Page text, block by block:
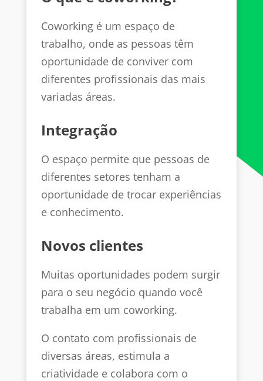
Coworking é um espaço de
trabalho, onde as pessoas têm
oportunidade de conviver com
diferentes profissionais das mais
variadas áreas.
Integração
O espaço permite que pessoas de
diferentes setores tenham a
oportunidade de trocar experiências
e conhecimento.
Novos clientes
Muitas oportunidades podem surgir
para o seu negócio quando você
trabalha em um coworking.
O contato com profissionais de
diversas áreas, estimula a
criatividade e colabora com o